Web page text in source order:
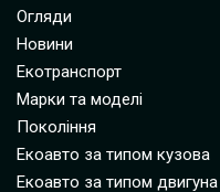
Огляди
Новини
Екотранспорт
Марки та моделі
Покоління
Екоавто за типом кузова
Екоавто за типом двигуна